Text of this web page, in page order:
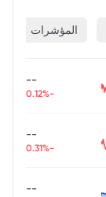
المؤشرات
--
-0.12%
--
-0.31%
--